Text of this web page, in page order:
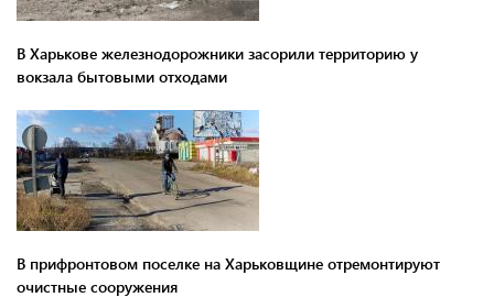
В Харькове железнодорожники засорили территорию у
вокзала бытовыми отходами
В прифронтовом поселке на Харьковщине отремонтируют
очистные сооружения